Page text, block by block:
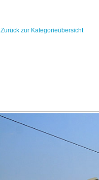
Zurück zur Kategorieübersicht